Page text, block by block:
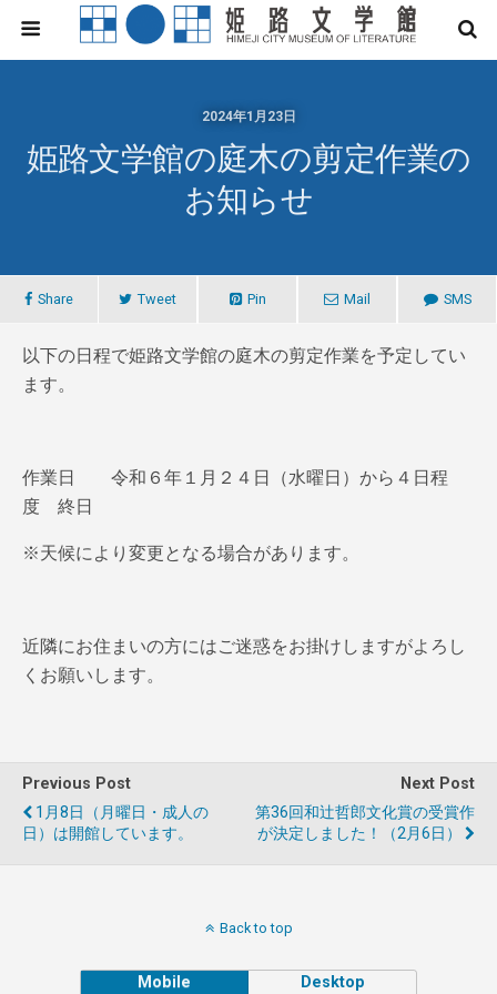
2024年1月23日
姫路文学館の庭木の剪定作業の
お知らせ
Share Tweet Pin Mail SMS
以下の日程で姫路文学館の庭木の剪定作業を予定してい
ます。
作業日 令和６年１月２４日（水曜日）から４日程
度 終日
※天候により変更となる場合があります。
近隣にお住まいの方にはご迷惑をお掛けしますがよろし
くお願いします。
Previous Post
1月8日（月曜日・成人の
日）は開館しています。
Next Post
第36回和辻哲郎文化賞の受賞作
が決定しました！（2月6日）
Back to top
Mobile Desktop